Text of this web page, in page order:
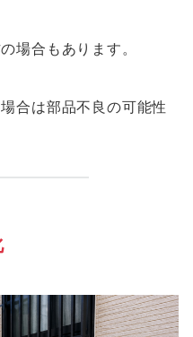
場合もあります。
合は部品不良の可能性